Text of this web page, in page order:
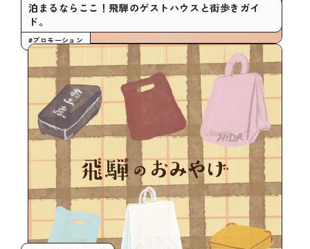
泊まるならここ！飛騨のゲストハウスと街歩きガイ
ド。
#プロモーション